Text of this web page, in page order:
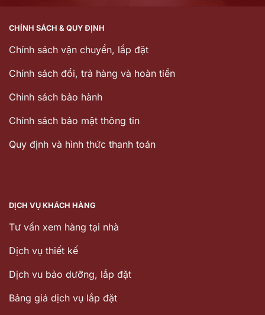
CHÍNH SÁCH & QUY ĐỊNH
Chính sách vận chuyển, lắp đặt
Chính sách đổi, trả hàng và hoàn tiền
Chinh sách bảo hành
Chính sách bảo mật thông tin
Quy định và hình thức thanh toán
DỊCH VỤ KHÁCH HÀNG
Tư vấn xem hàng tại nhà
Dịch vụ thiết kế
Dịch vu bảo dưỡng, lắp đặt
Bảng giá dịch vụ lắp đặt